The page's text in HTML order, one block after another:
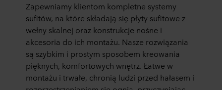
Zapewniamy klientom kompletne systemy
sufitów, na które składają się płyty sufitowe z
wełny skalnej oraz konstrukcje nośne i
akcesoria do ich montażu. Nasze rozwiązania
są szybkim i prostym sposobem kreowania
pięknych, komfortowych wnętrz. Łatwe w
montażu i trwałe, chronią ludzi przed hałasem i